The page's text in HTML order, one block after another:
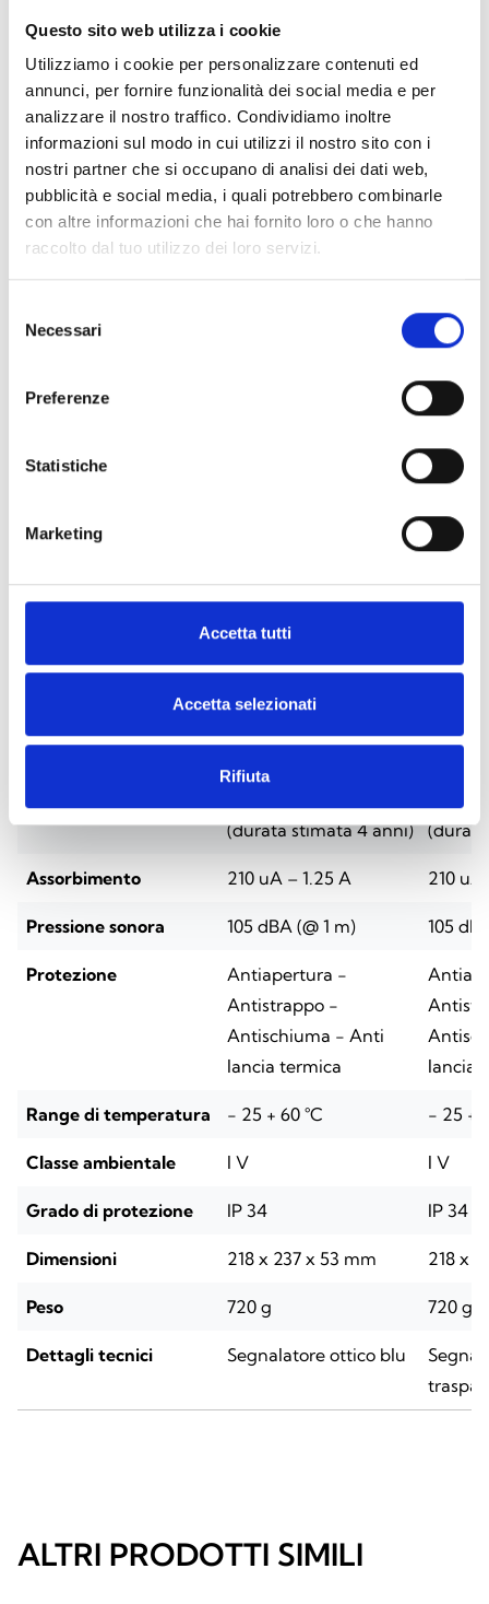
Questo sito web utilizza i cookie
Utilizziamo i cookie per personalizzare contenuti ed
annunci, per fornire funzionalità dei social media e per
analizzare il nostro traffico. Condividiamo inoltre
informazioni sul modo in cui utilizzi il nostro sito con i
nostri partner che si occupano di analisi dei dati web,
pubblicità e social media, i quali potrebbero combinarle
con altre informazioni che hai fornito loro o che hanno
raccolto dal tuo utilizzo dei loro servizi.
delNecessari
Preferenze
Statistiche
Marketing
Accetta tutti
Accetta selezionati
Rifiuta
Air2-DS100/WBT
Sirena da esterno autoalimentata
via radio, segnalatore ottico
trasparente
Sirena da esterno autoalimentata
via radio, segnalatore ottico blu
SPECIFICHE DOCUMENTAZIONE
Specifiche tecniche
Air2-DS100/WBB Air2-
(durata stimata 4 anni)
Assorbimento 210 uA – 1.25 A 210 uA
Pressione sonora 105 dBA (@ 1 m) 105
Protezione
Antiapertura -
Antistrappo -
Antischiuma - Anti
lancia termica
lancia
Range di temperatura - 25 + 60 °C - 25 +
Classe ambientale l V l V
Grado di protezione IP 34 IP 34
Dimensioni 218 x 237 x 53 mm 218 x
Peso 720 g 720 g
Dettagli tecnici Segnalatore ottico blu
ALTRI PRODOTTI SIMILI